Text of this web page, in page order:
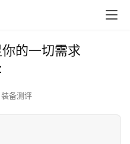
的一切需求
装备测评